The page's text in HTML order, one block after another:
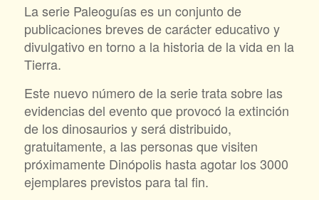
La serie Paleoguías es un conjunto de
publicaciones breves de carácter educativo y
divulgativo en torno a la historia de la vida en la
Tierra.
Este nuevo número de la serie trata sobre las
evidencias del evento que provocó la extinción
de los dinosaurios y será distribuido,
gratuitamente, a las personas que visiten
próximamente Dinópolis hasta agotar los 3000
ejemplares previstos para tal fin.